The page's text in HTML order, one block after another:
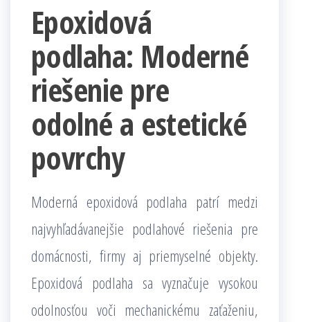
Epoxidová
podlaha: Moderné
riešenie pre
odolné a estetické
povrchy
Moderná epoxidová podlaha patrí medzi
najvyhľadávanejšie podlahové riešenia pre
domácnosti, firmy aj priemyselné objekty.
Epoxidová podlaha sa vyznačuje vysokou
odolnosťou voči mechanickému zaťaženiu,